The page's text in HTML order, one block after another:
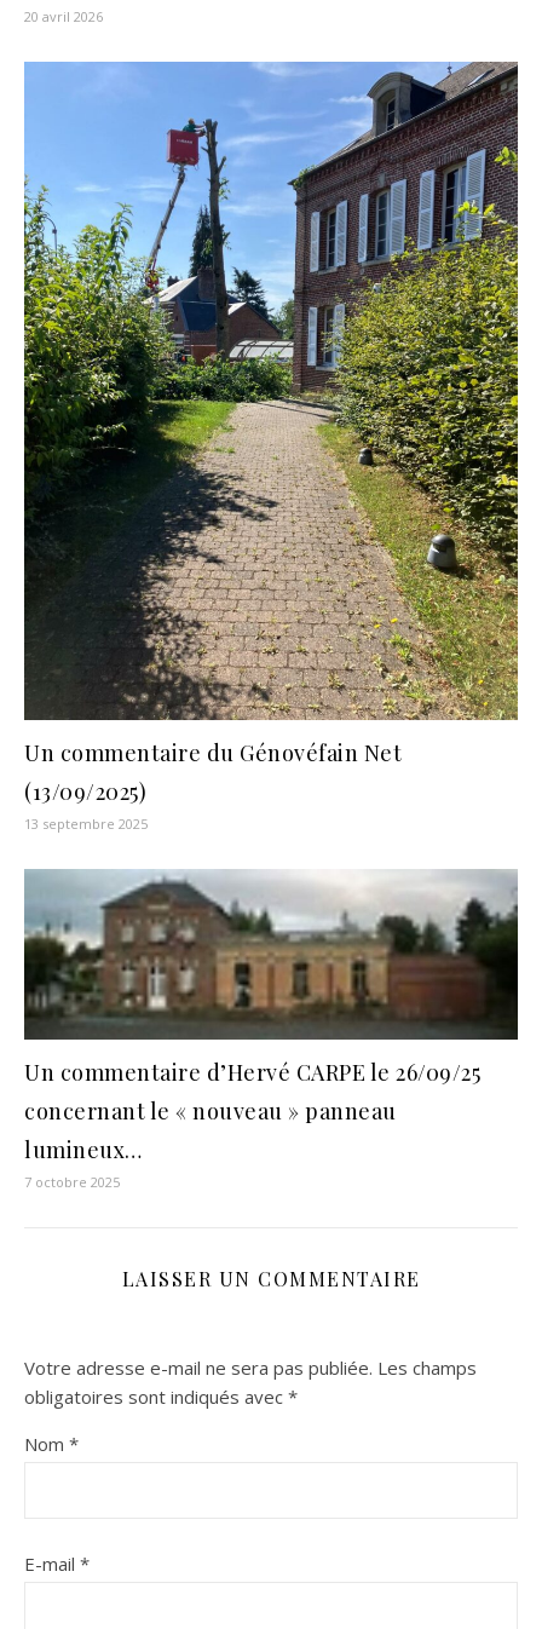
20 avril 2026
Un commentaire du Génovéfain Net
(13/09/2025)
13 septembre 2025
Un commentaire d’Hervé CARPE le 26/09/25
concernant le « nouveau » panneau
lumineux…
7 octobre 2025
LAISSER UN COMMENTAIRE
Votre adresse e-mail ne sera pas publiée. Les champs
obligatoires sont indiqués avec *
Nom *
E-mail *